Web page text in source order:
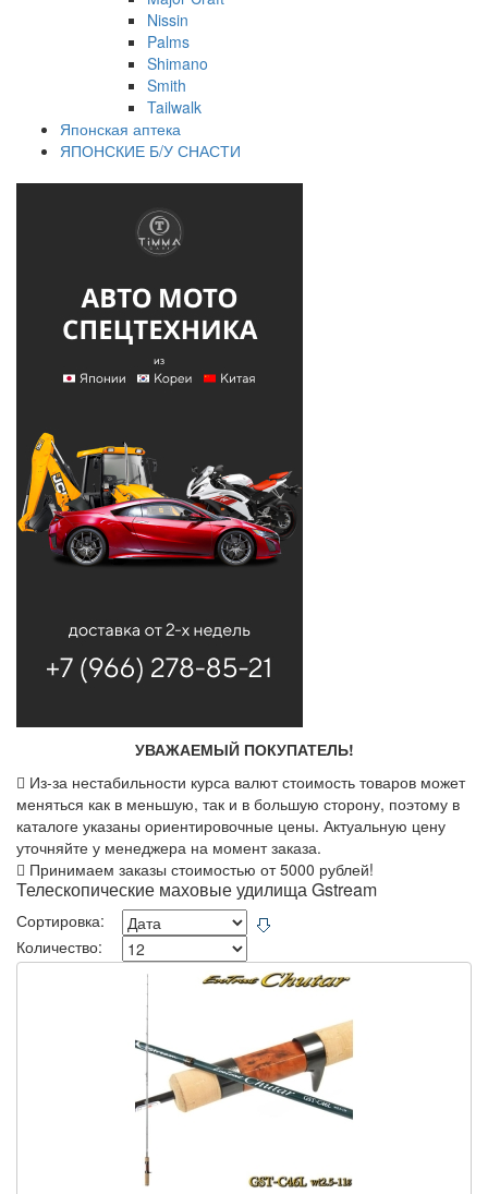
Nissin
Palms
Shimano
Smith
Tailwalk
Японская аптека
ЯПОНСКИЕ Б/У СНАСТИ
УВАЖАЕМЫЙ ПОКУПАТЕЛЬ!
Из-за нестабильности курса валют стоимость товаров может
меняться как в меньшую, так и в большую сторону, поэтому в
каталоге указаны ориентировочные цены. Актуальную цену
уточняйте у менеджера на момент заказа.
Принимаем заказы стоимостью от 5000 рублей!
Телескопические маховые удилища Gstream
Сортировка:
Количество: